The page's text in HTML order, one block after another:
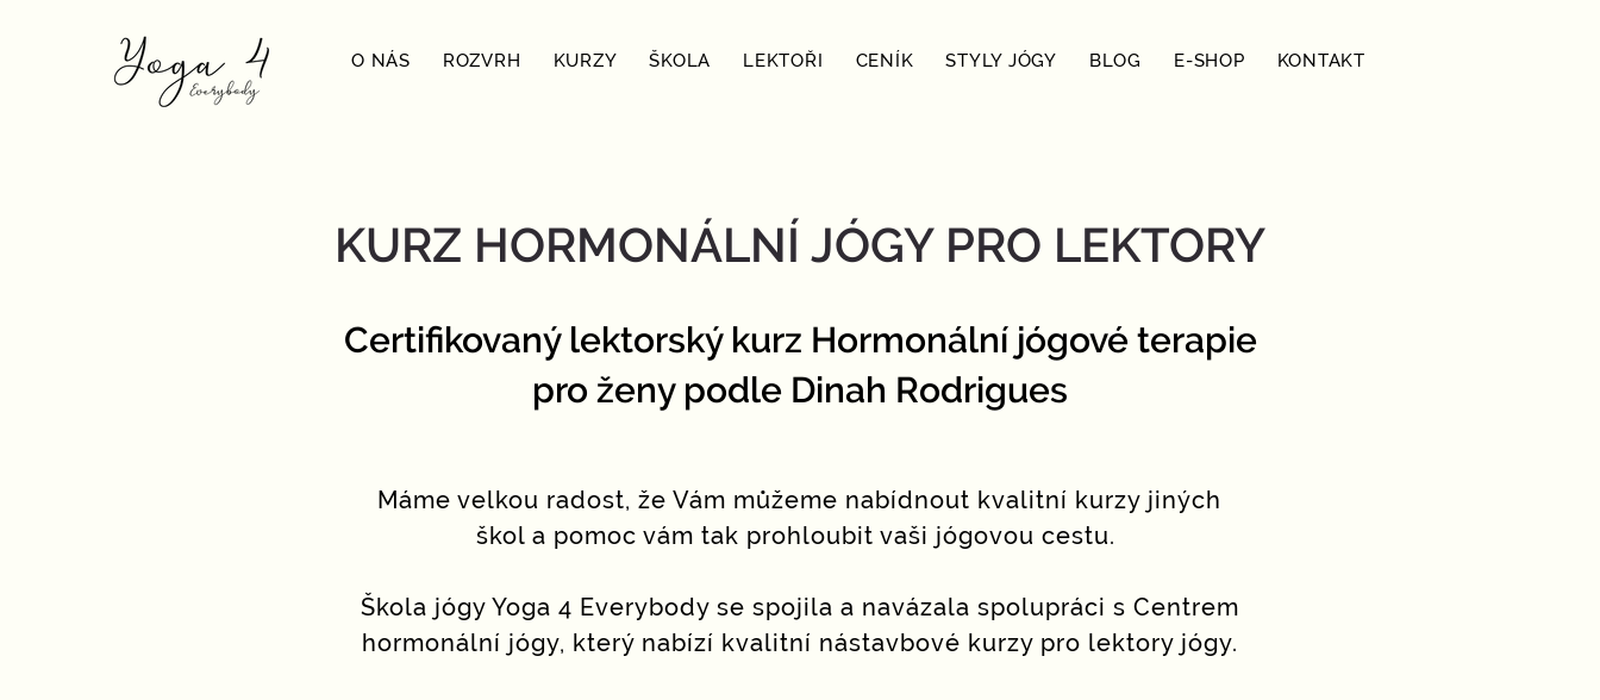
O NÁS ROZVRH KURZY ŠKOLA LEKTOŘI CENÍK STYLY JÓGY BLOG E-SHOP KONTAKT
KURZ HORMONÁLNÍ JÓGY PRO LEKTORY
Certifikovaný lektorský kurz Hormonální jógové terapie
pro ženy podle Dinah Rodrigues
Máme velkou radost, že Vám můžeme nabídnout kvalitní kurzy jiných
škol a pomoc vám tak prohloubit vaši jógovou cestu.
Škola jógy Yoga 4 Everybody se spojila a navázala spolupráci s Centrem
hormonální jógy, který nabízí kvalitní nástavbové kurzy pro lektory jógy.